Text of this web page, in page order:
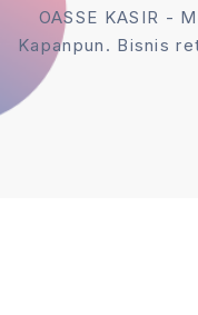
OASSE KASIR -
Kapanpun. Bisnis